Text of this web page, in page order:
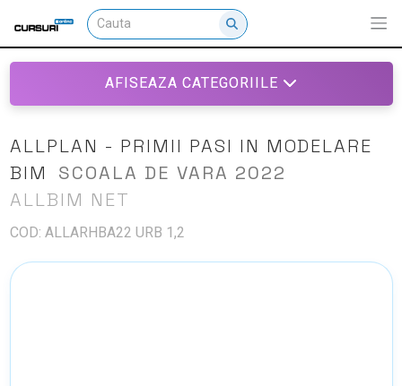
AFISEAZA CATEGORIILE
ALLPLAN - PRIMII PASI IN MODELARE
BIM
SCOALA DE VARA 2022
ALLBIM NET
COD: ALLARHBA22 URB 1,2